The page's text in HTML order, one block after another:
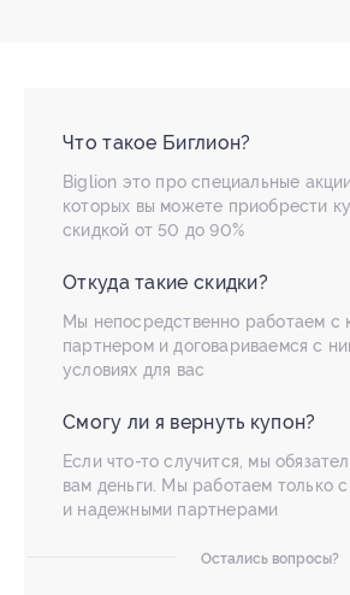
Что такое Биглион?
Biglion это про специальные
которых вы можете приобрести
скидкой от 50 до 90%
Откуда такие скидки?
Мы непосредственно работаем с
партнером и договариваемся с
условиях для вас
Смогу ли я вернуть купон?
Если что-то случится, мы
вам деньги. Мы работаем только
и надежными партнерами
Остались вопросы?